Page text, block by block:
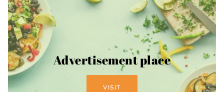
Advertisement place
VISIT